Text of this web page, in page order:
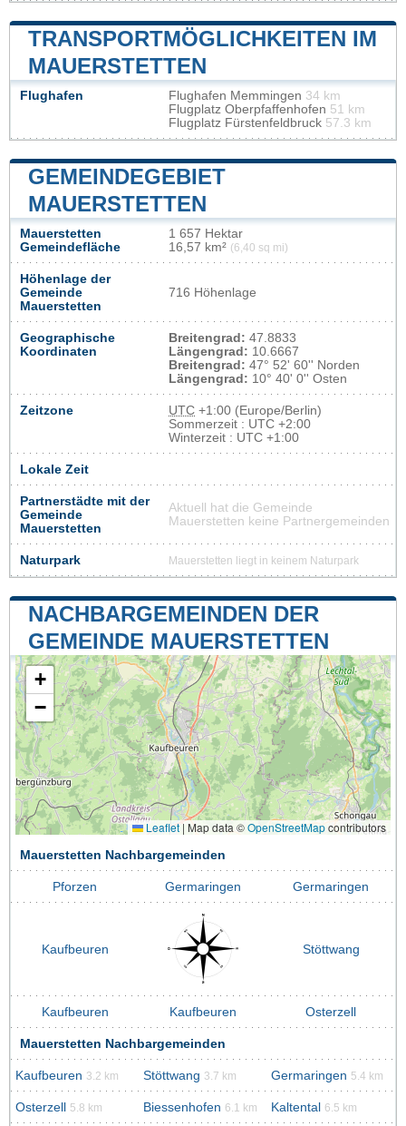
TRANSPORTMÖGLICHKEITEN IM
MAUERSTETTEN
Flughafen Flughafen Memmingen 34 km
Flugplatz Oberpfaffenhofen 51 km
Flugplatz Fürstenfeldbruck 57.3 km
GEMEINDEGEBIET
MAUERSTETTEN
Mauerstetten
Gemeindefläche
1 657 Hektar
16,57 km² (6,40 sq mi)
Höhenlage der
Gemeinde
Mauerstetten
716 Höhenlage
Geographische
Koordinaten
Breitengrad: 47.8833
Längengrad: 10.6667
Breitengrad: 47° 52' 60'' Norden
Längengrad: 10° 40' 0'' Osten
Zeitzone UTC +1:00 (Europe/Berlin)
Sommerzeit : UTC +2:00
Winterzeit : UTC +1:00
Lokale Zeit
Partnerstädte mit der
Gemeinde
Mauerstetten
Aktuell hat die Gemeinde
Mauerstetten keine Partnergemeinden
Naturpark Mauerstetten liegt in keinem Naturpark
NACHBARGEMEINDEN DER
GEMEINDE MAUERSTETTEN
+
−
Leaflet | Map data ©OpenStreetMapcontributors
Mauerstetten Nachbargemeinden
Pforzen Germaringen Germaringen
Kaufbeuren Stöttwang
Kaufbeuren Kaufbeuren Osterzell
Mauerstetten Nachbargemeinden
Kaufbeuren 3.2 km Stöttwang 3.7 km Germaringen 5.4 km
Osterzell 5.8 km Biessenhofen 6.1 km Kaltental 6.5 km